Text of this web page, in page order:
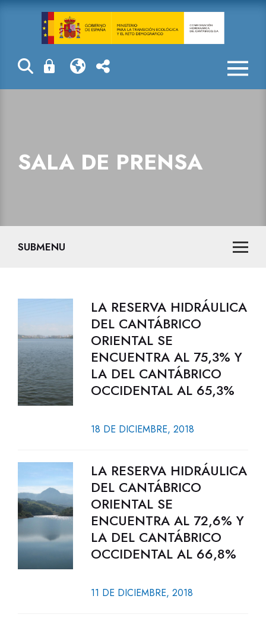
Sala de prensa
SALA DE PRENSA
SUBMENU
LA RESERVA HIDRÁULICA
DEL CANTÁBRICO
ORIENTAL SE
ENCUENTRA AL 75,3% Y
LA DEL CANTÁBRICO
OCCIDENTAL AL 65,3%
18 DE DICIEMBRE, 2018
LA RESERVA HIDRÁULICA
DEL CANTÁBRICO
ORIENTAL SE
ENCUENTRA AL 72,6% Y
LA DEL CANTÁBRICO
OCCIDENTAL AL 66,8%
11 DE DICIEMBRE, 2018